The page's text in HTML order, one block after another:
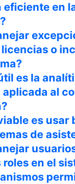
eficiente en
o
es la
al
es usar
de
en el